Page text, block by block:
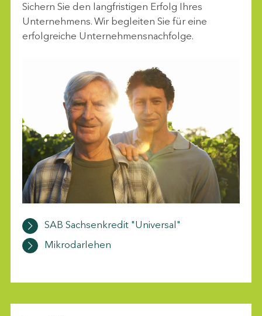
Sichern Sie den langfristigen Erfolg Ihres
Unternehmens. Wir begleiten Sie für eine
erfolgreiche Unternehmensnachfolge.
SAB Sachsenkredit "Universal"
Mikrodarlehen